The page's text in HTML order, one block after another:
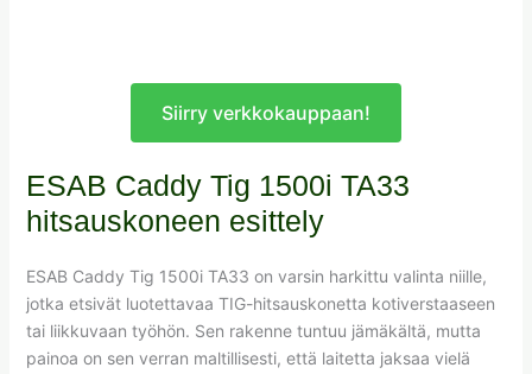
Siirry verkkokauppaan!
ESAB Caddy Tig 1500i TA33
hitsauskoneen esittely
ESAB Caddy Tig 1500i TA33 on varsin harkittu valinta niille,
jotka etsivät luotettavaa TIG-hitsauskonetta kotiverstaaseen
tai liikkuvaan työhön. Sen rakenne tuntuu jämäkältä, mutta
painoa on sen verran maltillisesti, että laitetta jaksaa vielä